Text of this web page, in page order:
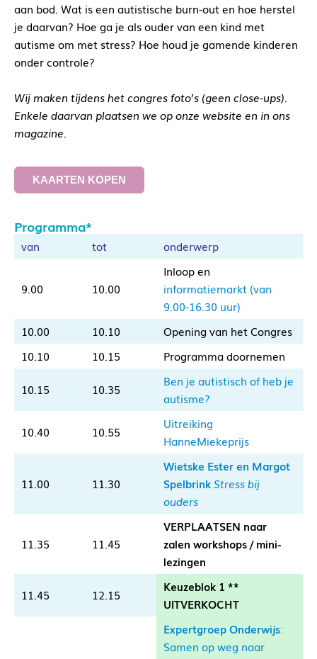
aan bod. Wat is een autistische burn-out en hoe herstel
je daarvan? Hoe ga je als ouder van een kind met
autisme om met stress? Hoe houd je gamende kinderen
onder controle?
Wij maken tijdens het congres foto’s (geen close-ups).
Enkele daarvan plaatsen we op onze website en in ons
magazine.
KAARTEN KOPEN
Programma*
van tot onderwerp
9.00 10.00
Inloop en
informatiemarkt (van
9.00-16.30 uur)
10.00
10.10
Opening van het Congres
10.10
10.15 Programma doornemen
10.15 10.35
Ben je autistisch of heb je
autisme?
10.40 10.55
Uitreiking
HanneMiekeprijs
11.00 11.30
Wietske Ester en Margot
SpelbrinkStress bij
ouders
11.35 11.45
VERPLAATSEN naar
zalen workshops / mini-
lezingen
11.45 12.15
Keuzeblok 1 **
UITVERKOCHT
Expertgroep Onderwijs:
Samen op weg naar